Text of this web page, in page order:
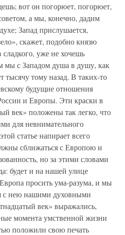
вот он погорюет, погорюет,
а мы, конечно, дадим
Запад прислушается,
скажет, подобно князю
уже не хочешь
мы с Западом душа в душу, как
тому назад. В таких-то
будущие отношения
и Европы. Эти краски в
век» положены так легко, что
для невнимательного
статье напирает всего
сближаться с Европою и
но за этими словами
будет и на нашей улице
просить ума-разума, и мы
с нею нашими духовными
век» выражались,
момента умственной жизни
положили свою печать